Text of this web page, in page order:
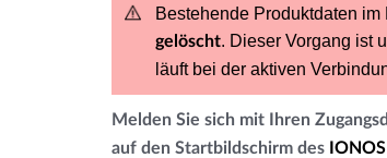
Bestehende Produktdaten
gelöscht. Dieser Vorgang ist
läuft bei der aktiven
Melden Sie sich mit Ihren
auf den Startbildschirm des IONOS